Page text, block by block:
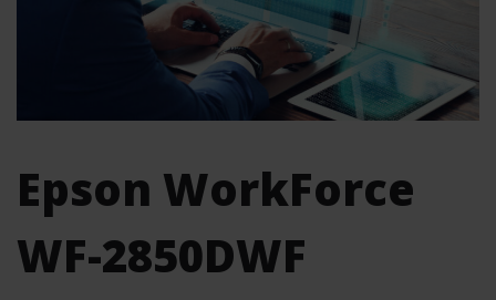
Epson WorkForce
WF-2850DWF